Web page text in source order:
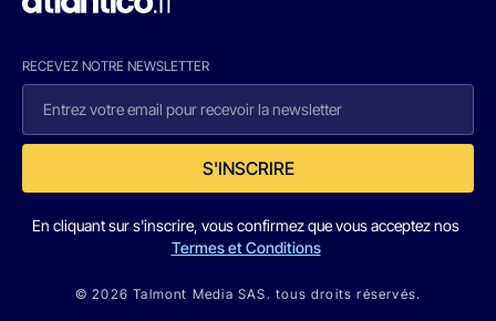
RECEVEZ NOTRE NEWSLETTER
S'INSCRIRE
En cliquant sur s'inscrire, vous confirmez que vous acceptez nos
Termes et Conditions
© 2026 Talmont Media SAS. tous droits réservés.